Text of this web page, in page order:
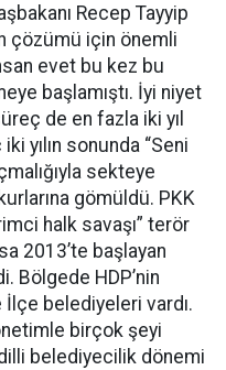
Recep Tayyip
çözümü için önemli
evet bu kez bu
başlamıştı. İyi niyet
de en fazla iki yıl
yılın sonunda “Seni
sekteye
gömüldü. PKK
halk savaşı” terör
2013’te başlayan
Bölgede HDP’nin
belediyeleri vardı.
birçok şeyi
belediyecilik dönemi